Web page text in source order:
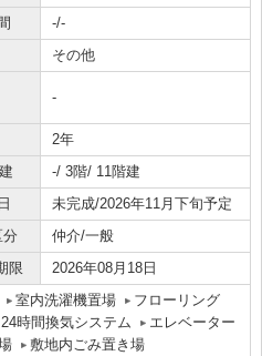
-/-
その他
-
2年
-/ 3階/ 11階建
未完成/2026年11月下旬予定
仲介/一般
限 2026年08月18日
室内洗濯機置場
フローリング
24時間換気システム
エレベーター
敷地内ごみ置き場